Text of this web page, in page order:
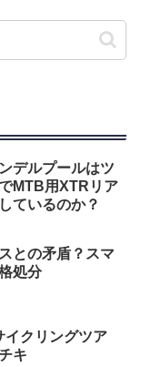
デルプールはツ
MTB用XTRリア
ているのか？
との矛盾？スマ
処分
イクリングツア
キ